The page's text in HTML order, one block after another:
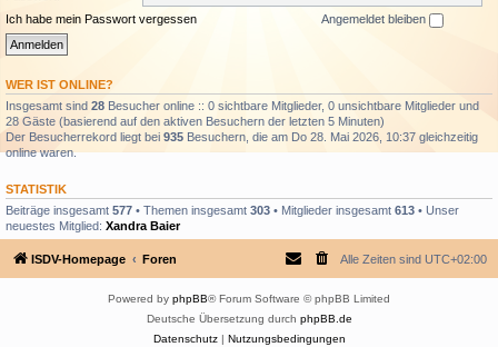
Ich habe mein Passwort vergessen
Angemeldet bleiben
WER IST ONLINE?
Insgesamt sind 28 Besucher online :: 0 sichtbare Mitglieder, 0 unsichtbare Mitglieder und
28 Gäste (basierend auf den aktiven Besuchern der letzten 5 Minuten)
Der Besucherrekord liegt bei 935 Besuchern, die am Do 28. Mai 2026, 10:37 gleichzeitig
online waren.
STATISTIK
Beiträge insgesamt 577 • Themen insgesamt 303 • Mitglieder insgesamt 613 • Unser
neuestes Mitglied: Xandra Baier
ISDV-Homepage Foren Alle Zeiten sind UTC+02:00
Powered by phpBB® Forum Software © phpBB Limited
Deutsche Übersetzung durch phpBB.de
Datenschutz| Nutzungsbedingungen